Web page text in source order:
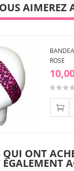
AIMEREZ
ROSE
QUI ONT